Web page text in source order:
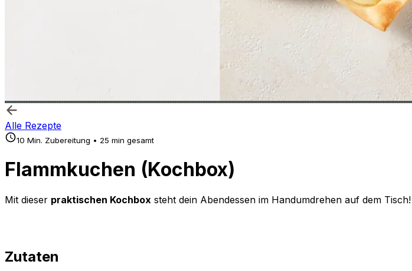
Alle Rezepte
10 Min. Zubereitung • 25 min gesamt
Flammkuchen (Kochbox)
Mit dieser praktischen Kochbox steht dein Abendessen im Handumdrehen auf dem
Zutaten